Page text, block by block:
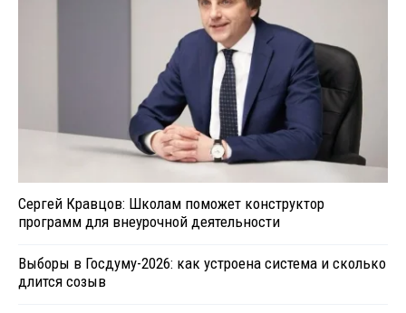
Сергей Кравцов: Школам поможет конструктор
программ для внеурочной деятельности
Выборы в Госдуму-2026: как устроена система и сколько
длится созыв